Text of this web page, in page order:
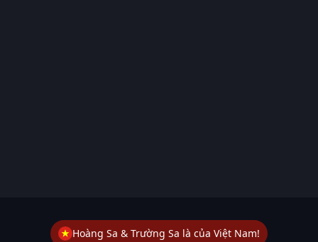
Hoàng Sa & Trường Sa là của Việt Nam!